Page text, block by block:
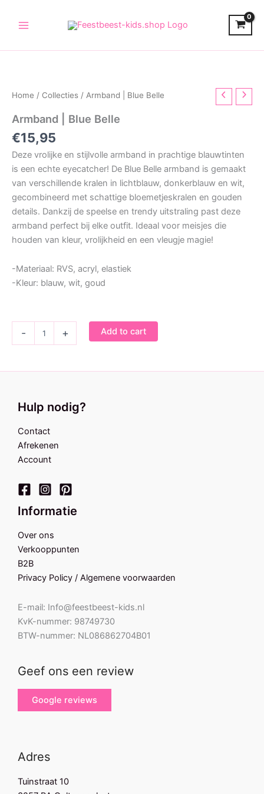
Home / Collecties / Armband | Blue Belle
Armband | Blue Belle
€15,95
Deze vrolijke en stijlvolle armband in prachtige blauwtinten
is een echte eyecatcher! De Blue Belle armband is gemaakt
van verschillende kralen in lichtblauw, donkerblauw en wit,
gecombineerd met schattige bloemetjeskralen en gouden
details. Dankzij de speelse en trendy uitstraling past deze
armband perfect bij elke outfit. Ideaal voor meisjes die
houden van kleur, vrolijkheid en een vleugje magie!
-Materiaal: RVS, acryl, elastiek
-Kleur: blauw, wit, goud
-
quantity
+ Add to cart
Hulp nodig?
Contact
Afrekenen
Account
Informatie
Over ons
Verkooppunten
B2B
Privacy Policy / Algemene voorwaarden
E-mail: Info@feestbeest-kids.nl
KvK-nummer: 98749730
BTW-nummer: NL086862704B01
Geef ons een review
Google reviews
Adres
Tuinstraat 10